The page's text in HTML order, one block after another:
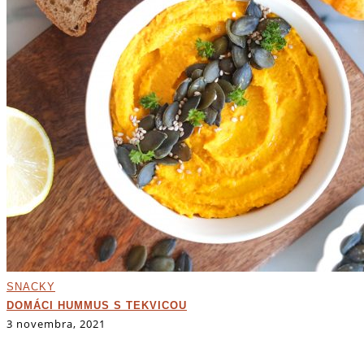
SNACKY
DOMÁCI HUMMUS S TEKVICOU
3 novembra, 2021